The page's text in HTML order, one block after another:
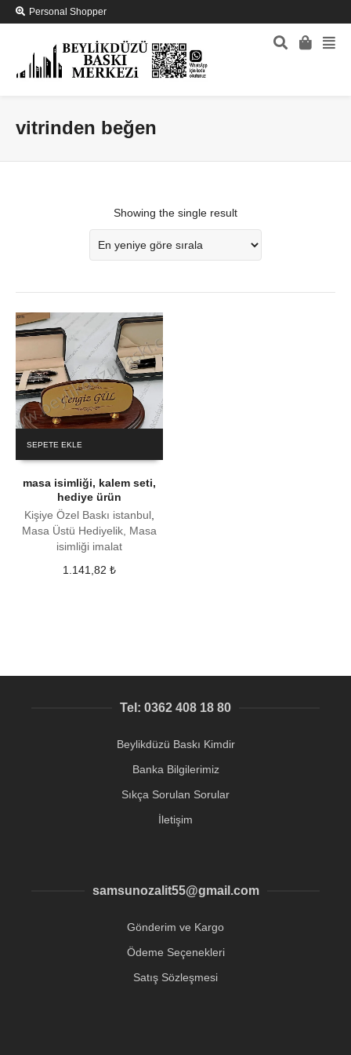
Personal Shopper
vitrinden beğen
Showing the single result
SEPETE EKLE
masa isimliği, kalem seti,
hediye ürün
Kişiye Özel Baskı istanbul,
Masa Üstü Hediyelik, Masa
isimliği imalat
1.141,82 ₺
Tel: 0362 408 18 80
Beylikdüzü Baskı Kimdir
Banka Bilgilerimiz
Sıkça Sorulan Sorular
İletişim
samsunozalit55@gmail.com
Gönderim ve Kargo
Ödeme Seçenekleri
Satış Sözleşmesi